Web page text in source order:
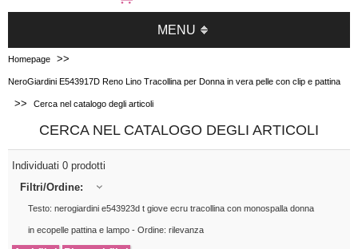
MENU
Homepage >>
NeroGiardini E543917D Reno Lino Tracollina per Donna in vera pelle con clip e pattina
>> Cerca nel catalogo degli articoli
CERCA NEL CATALOGO DEGLI ARTICOLI
Individuati 0 prodotti
Filtri/Ordine:
Testo: nerogiardini e543923d t giove ecru tracollina con monospalla donna
in ecopelle pattina e lampo - Ordine: rilevanza